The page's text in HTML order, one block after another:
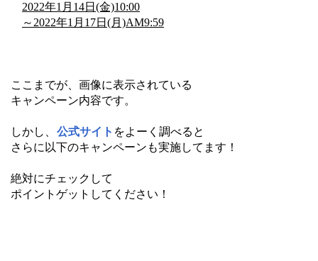
2022年1月14日(金)10:00
～2022年1月17日(月)AM9:59
ここまでが、画像に表示されている
キャンペーン内容です。
しかし、 公式サイト をよーく調べると
さらに以下のキャンペーンも実施してます！
絶対にチェックして
ポイントゲットしてください！